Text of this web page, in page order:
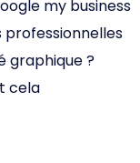
my business
professionnelles
graphique ?
cela